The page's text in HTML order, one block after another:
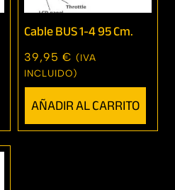
Cable BUS 1-4 95 Cm.
39,95 € (IVA
INCLUIDO)
AÑADIR AL CARRITO